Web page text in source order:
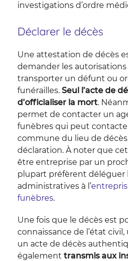
investigations d’ordre
Déclarer le décès
Une attestation de décès
demander les
transporter un défunt ou
funérailles. Seul l’acte de
d’officialiser la mort.
permet de contacter un
funèbres qui peut
commune du lieu de
déclaration. À noter que
être entreprise par un
plupart préfèrent déléguer
administratives à l’
funèbres.
Une fois que le décès est
connaissance de l’état
un acte de décès
également transmis aux